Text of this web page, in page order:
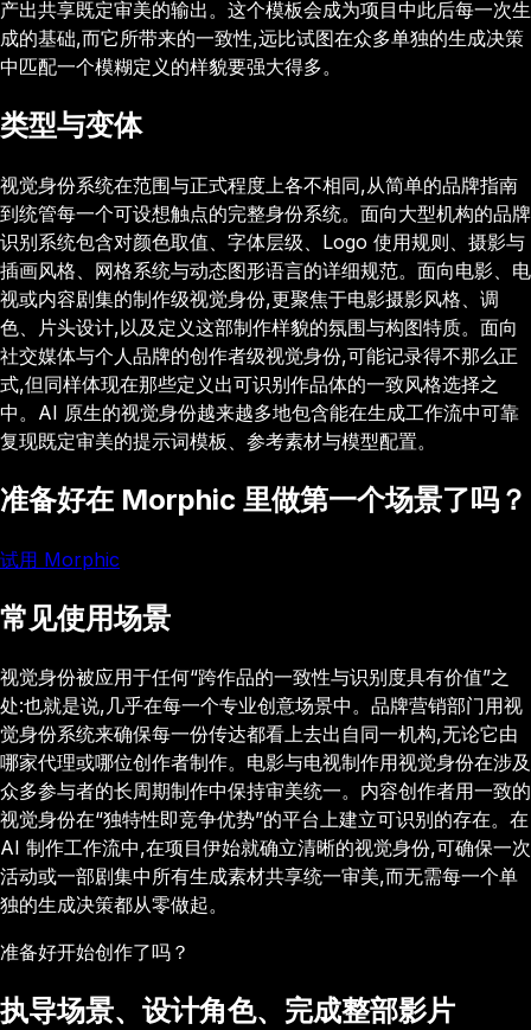
产出共享既定审美的输出。这个模板会成为项目中此后每一次生
成的基础,而它所带来的一致性,远比试图在众多单独的生成决策
中匹配一个模糊定义的样貌要强大得多。
类型与变体
视觉身份系统在范围与正式程度上各不相同,从简单的品牌指南
到统管每一个可设想触点的完整身份系统。面向大型机构的品牌
识别系统包含对颜色取值、字体层级、Logo 使用规则、摄影与
插画风格、网格系统与动态图形语言的详细规范。面向电影、电
视或内容剧集的制作级视觉身份,更聚焦于电影摄影风格、调
色、片头设计,以及定义这部制作样貌的氛围与构图特质。面向
社交媒体与个人品牌的创作者级视觉身份,可能记录得不那么正
式,但同样体现在那些定义出可识别作品体的一致风格选择之
中。AI 原生的视觉身份越来越多地包含能在生成工作流中可靠
复现既定审美的提示词模板、参考素材与模型配置。
准备好在 Morphic 里做第一个场景了吗？
试用 Morphic
常见使用场景
视觉身份被应用于任何“跨作品的一致性与识别度具有价值”之
处:也就是说,几乎在每一个专业创意场景中。品牌营销部门用视
觉身份系统来确保每一份传达都看上去出自同一机构,无论它由
哪家代理或哪位创作者制作。电影与电视制作用视觉身份在涉及
众多参与者的长周期制作中保持审美统一。内容创作者用一致的
视觉身份在“独特性即竞争优势”的平台上建立可识别的存在。在
AI 制作工作流中,在项目伊始就确立清晰的视觉身份,可确保一次
活动或一部剧集中所有生成素材共享统一审美,而无需每一个单
独的生成决策都从零做起。
准备好开始创作了吗？
执导场景、设计角色、完成整部影片